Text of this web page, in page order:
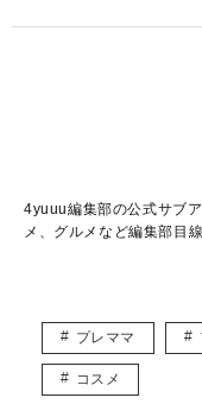
4yuuu編集部の公式サブ
メ、グルメなど編集部目
プレママ
コスメ